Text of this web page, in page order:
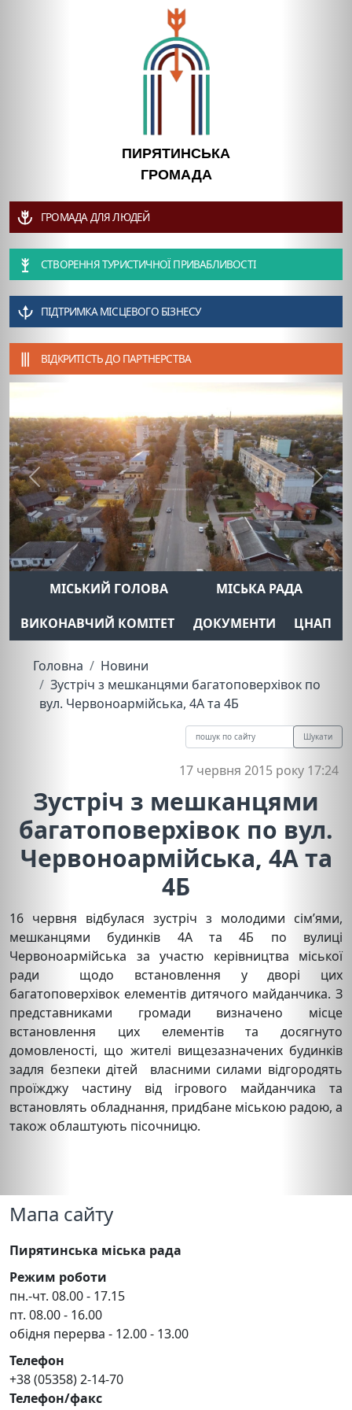
ПИРЯТИНСЬКА
ГРОМАДА
ГРОМАДА ДЛЯ ЛЮДЕЙ
СТВОРЕННЯ ТУРИСТИЧНОЇ ПРИВАБЛИВОСТІ
ПІДТРИМКА МІСЦЕВОГО БІЗНЕСУ
ВІДКРИТІСТЬ ДО ПАРТНЕРСТВА
Previous Next
МІСЬКИЙ ГОЛОВА
МІСЬКА РАДА
ВИКОНАВЧИЙ КОМІТЕТ
ДОКУМЕНТИ ЦНАП
Головна
Новини
Зустріч з мешканцями багатоповерхівок по
вул. Червоноармійська, 4А та 4Б
Шукати
17 червня 2015 року 17:24
Зустріч з мешканцями
багатоповерхівок по вул.
Червоноармійська, 4А та
4Б
16 червня відбулася зустріч з молодими сім’ями,
мешканцями будинків 4А та 4Б по вулиці
Червоноармійська за участю керівництва міської
ради щодо встановлення у дворі цих
багатоповерхівок елементів дитячого майданчика. З
представниками громади визначено місце
встановлення цих елементів та досягнуто
домовленості, що жителі вищезазначених будинків
задля безпеки дітей власними силами відгородять
проїжджу частину від ігрового майданчика та
встановлять обладнання, придбане міською радою, а
також облаштують пісочницю.
Мапа сайту
Пирятинська міська рада
Режим роботи
пн.-чт. 08.00 - 17.15
пт. 08.00 - 16.00
обідня перерва - 12.00 - 13.00
Телефон
+38 (05358) 2-14-70
Телефон/факс